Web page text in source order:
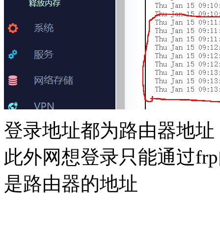
登录地址都为路由器地
此外网想登录只能通过
是路由器的地址